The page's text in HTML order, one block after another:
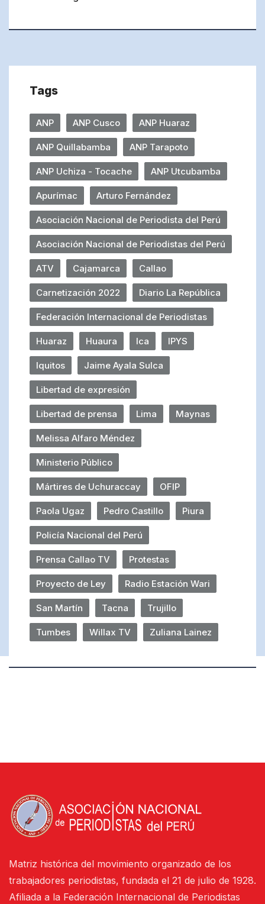
Tags
ANP ANP Cusco ANP Huaraz
ANP Quillabamba ANP Tarapoto
ANP Uchiza - Tocache ANP Utcubamba
Apurímac Arturo Fernández
Asociación Nacional de Periodista del Perú
Asociación Nacional de Periodistas del Perú
ATV Cajamarca Callao
Carnetización 2022 Diario La República
Federación Internacional de Periodistas
Huaraz Huaura Ica IPYS
Iquitos Jaime Ayala Sulca
Libertad de expresión
Libertad de prensa Lima Maynas
Melissa Alfaro Méndez
Ministerio Público
Mártires de Uchuraccay OFIP
Paola Ugaz Pedro Castillo Piura
Policía Nacional del Perú
Prensa Callao TV Protestas
Proyecto de Ley Radio Estación Wari
San Martín Tacna Trujillo
Tumbes Willax TV Zuliana Lainez
Matriz histórica del movimiento organizado de los
trabajadores periodistas, fundada el 21 de julio de 1928.
Afiliada a la Federación Internacional de Periodistas